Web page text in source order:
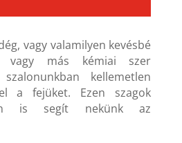
vagy valamilyen kevésbé
vagy más kémiai szer
kellemetlen
a fejüket.
Ezen szagok
is segít nekünk az